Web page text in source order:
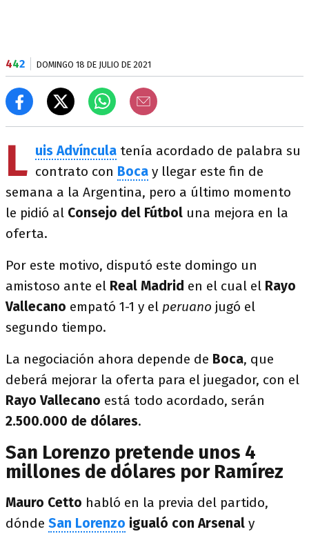
442 DOMINGO 18 DE JULIO DE 2021
L uis Advíncula tenía acordado de palabra su
contrato con Boca y llegar este fin de
semana a la Argentina, pero a último momento
le pidió al Consejo del Fútbol una mejora en la
oferta.
Por este motivo, disputó este domingo un
amistoso ante el Real Madrid en el cual el Rayo
Vallecano empató 1-1 y el peruano jugó el
segundo tiempo.
La negociación ahora depende de Boca, que
deberá mejorar la oferta para el juegador, con el
Rayo Vallecano está todo acordado, serán
2.500.000 de dólares.
San Lorenzo pretende unos 4
millones de dólares por Ramírez
Mauro Cetto habló en la previa del partido,
dónde San Lorenzo igualó con Arsenal y